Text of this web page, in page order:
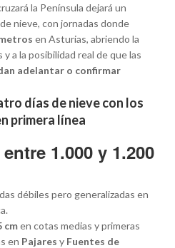
la Península dejará un
nieve, con jornadas donde
en Asturias, abriendo la
a la posibilidad real de que las
adelantar o confirmar
días de nieve con los
primera línea
1.000 y 1.200
débiles pero generalizadas en
cmen cotas medias y primeras
en Pajares y Fuentes de